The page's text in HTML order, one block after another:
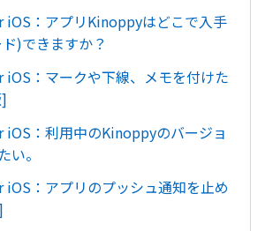
：アプリKinoppyはどこで入手
)できますか？
：マークや下線、メモを付けた
：利用中のKinoppyのバージョ
い。
：アプリのプッシュ通知を止め